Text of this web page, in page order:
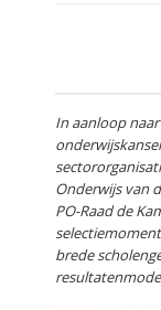
In aanloop
Onderwijs van
PO-Raad de
brede